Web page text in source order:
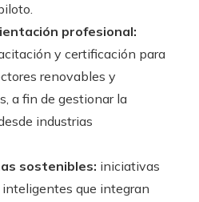
profesional:
y certificación para
renovables y
a fin de gestionar la
industrias
sostenibles: iniciativas
que integran